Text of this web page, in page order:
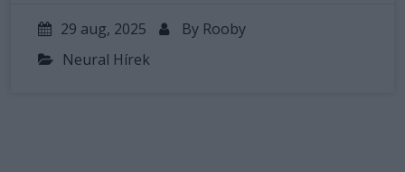
29 aug, 2025 By Rooby
Neural Hírek